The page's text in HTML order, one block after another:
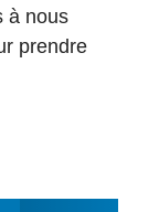
à nous
prendre